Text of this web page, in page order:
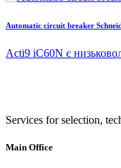
Automatic circuit breaker
Acti9 iC60N є
Services for selection,
Main Office